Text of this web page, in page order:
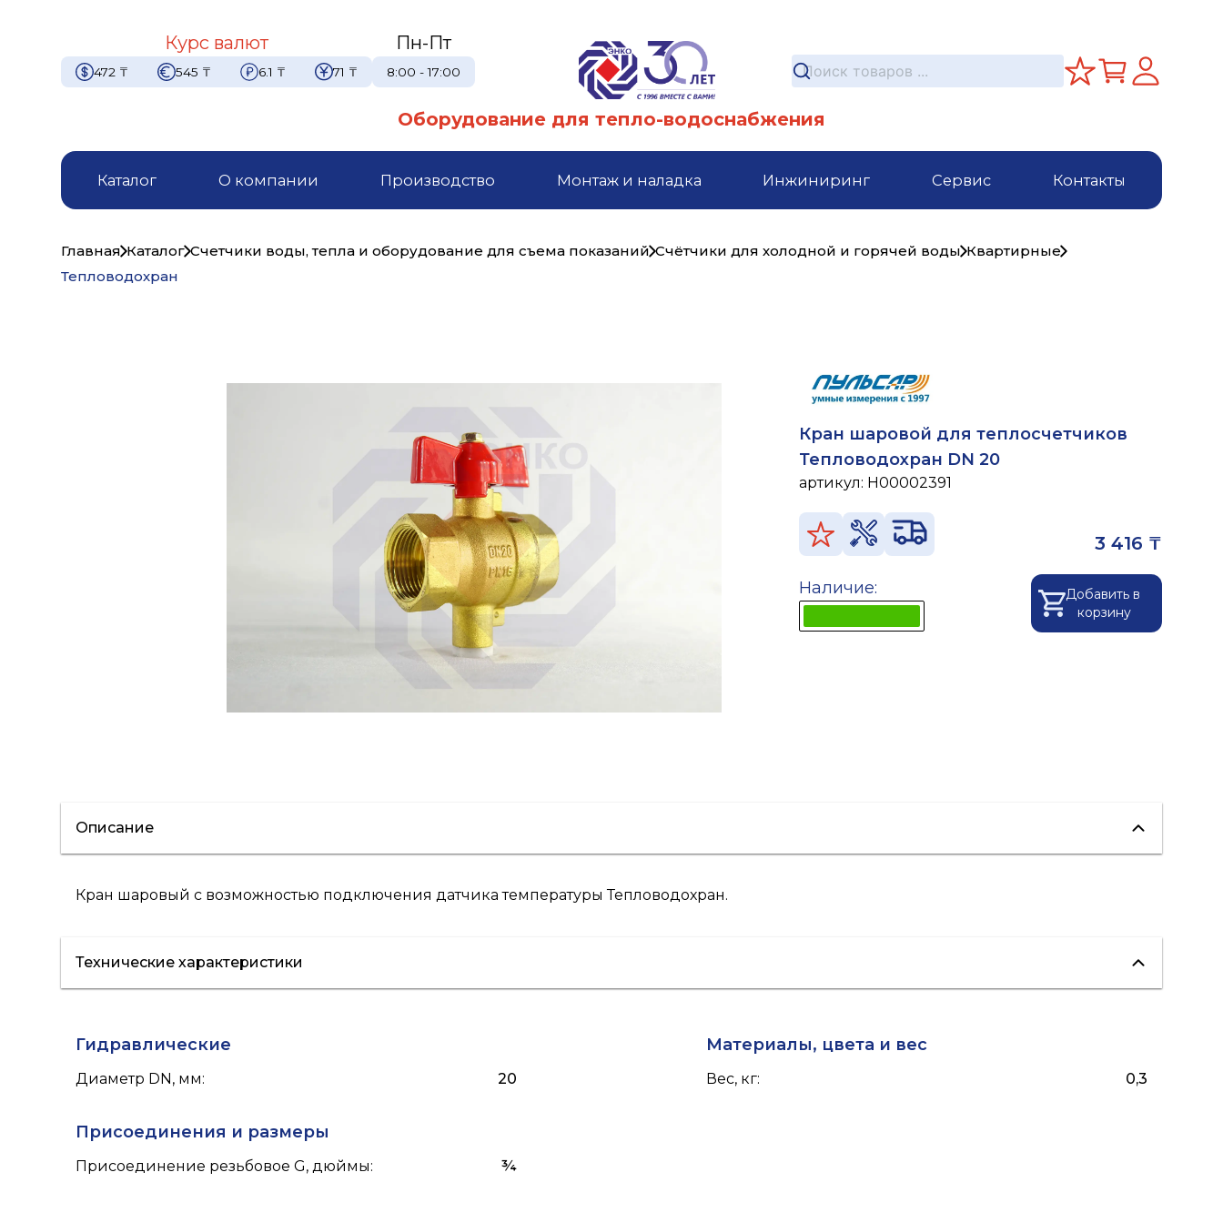
Курс валют
472 ₸ 545 ₸ 6.1 ₸ 71 ₸
Пн-Пт
8:00 - 17:00
Оборудование для тепло-водоснабжения
Каталог О компании Производство Монтаж и наладка Инжиниринг Сервис Контакты
Главная Каталог Счетчики воды, тепла и оборудование для съема показаний Счётчики для холодной и горячей воды Квартирные
Тепловодохран
Кран шаровой для теплосчетчиков
Тепловодохран DN 20
артикул: H00002391
3 416 ₸
Наличие:
Добавить в
корзину
Описание
Кран шаровый с возможностью подключения датчика температуры Тепловодохран.
Технические характеристики
Гидравлические
Диаметр DN, мм: 20
Материалы, цвета и вес
Вес, кг: 0,3
Присоединения и размеры
Присоединение резьбовое G, дюймы: ¾